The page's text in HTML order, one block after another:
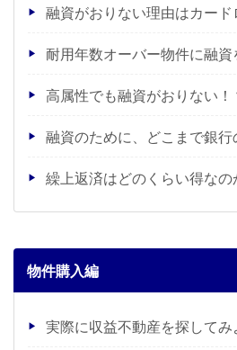
融資がおりない理由はカード
耐用年数オーバー物件に融
高属性でも融資がおりない！
融資のために、どこまで銀行
繰上返済はどのくらい得なの
物件購入編
実際に収益不動産を探してみ